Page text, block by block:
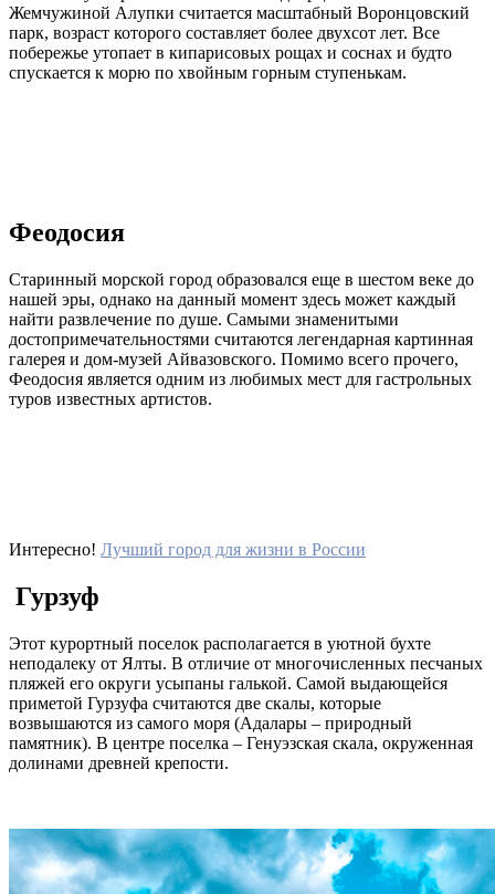
Жемчужиной Алупки считается масштабный Воронцовский
парк, возраст которого составляет более двухсот лет. Все
побережье утопает в кипарисовых рощах и соснах и будто
спускается к морю по хвойным горным ступенькам.
Феодосия
Старинный морской город образовался еще в шестом веке до
нашей эры, однако на данный момент здесь может каждый
найти развлечение по душе. Самыми знаменитыми
достопримечательностями считаются легендарная картинная
галерея и дом-музей Айвазовского. Помимо всего прочего,
Феодосия является одним из любимых мест для гастрольных
туров известных артистов.
Интересно! Лучший город для жизни в России
Гурзуф
Этот курортный поселок располагается в уютной бухте
неподалеку от Ялты. В отличие от многочисленных песчаных
пляжей его округи усыпаны галькой. Самой выдающейся
приметой Гурзуфа считаются две скалы, которые
возвышаются из самого моря (Адалары – природный
памятник). В центре поселка – Генуэзская скала, окруженная
долинами древней крепости.